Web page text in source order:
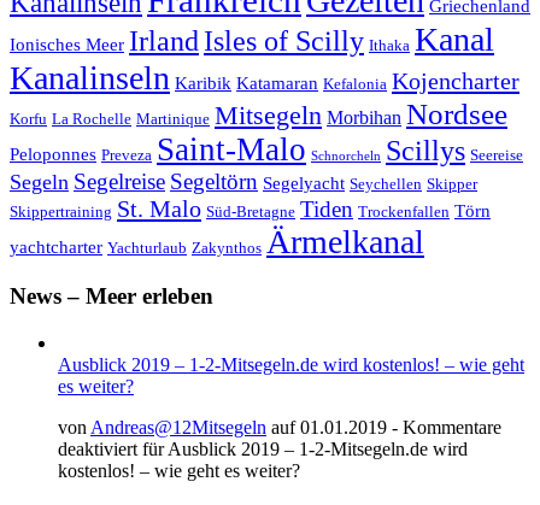
Griechenland
Ionisches Meer Irland Isles of Scilly Ithaka Kanal
Kanalinseln Karibik Katamaran Kefalonia Kojencharter
Korfu La Rochelle Martinique Mitsegeln Morbihan Nordsee
Peloponnes Preveza Saint-Malo Schnorcheln Scillys Seereise
Segeln Segelreise Segeltörn Segelyacht Seychellen Skipper
Skippertraining St. Malo Süd-Bretagne Tiden Trockenfallen Törn
yachtcharter Yachturlaub Zakynthos Ärmelkanal
News – Meer erleben
Ausblick 2019 – 1-2-Mitsegeln.de wird kostenlos! – wie geht
es weiter?
von Andreas@12Mitsegeln auf 01.01.2019 - Kommentare
deaktiviert für Ausblick 2019 – 1-2-Mitsegeln.de wird
kostenlos! – wie geht es weiter?